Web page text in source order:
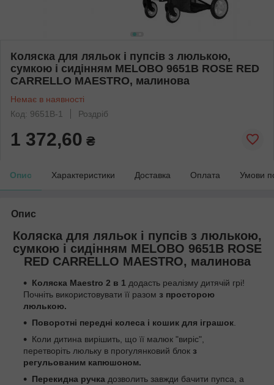
Коляска для ляльок і пупсів з люлькою,
сумкою і сидінням MELOBO 9651B ROSE RED
CARRELLO MAESTRO, малинова
Немає в наявності
Код: 9651B-1
Роздріб
1 372,60 ₴
Опис Характеристики Доставка Оплата Умови
Опис
Коляска для ляльок і пупсів з люлькою,
сумкою і сидінням MELOBO 9651B ROSE
RED CARRELLO MAESTRO, малинова
Коляска Maestro 2 в 1 додасть реалізму дитячій грі!
Почніть використовувати її разом з просторою
люлькою.
Поворотні передні колеса і кошик для іграшок.
Коли дитина вирішить, що її малюк "виріс",
перетворіть люльку в прогулянковий блок з
регульованим капюшоном.
Перекидна ручка дозволить завжди бачити пупса, а